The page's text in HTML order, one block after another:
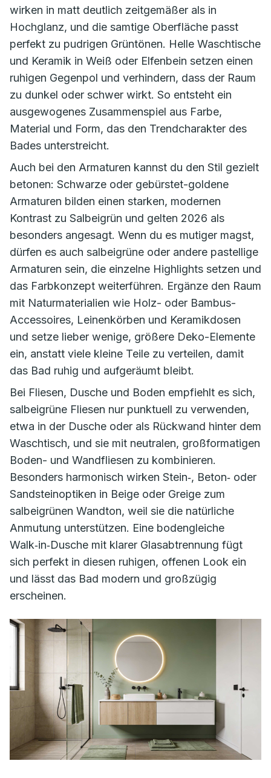
wirken in matt deutlich zeitgemäßer als in
Hochglanz, und die samtige Oberfläche passt
perfekt zu pudrigen Grüntönen. Helle Waschtische
und Keramik in Weiß oder Elfenbein setzen einen
ruhigen Gegenpol und verhindern, dass der Raum
zu dunkel oder schwer wirkt. So entsteht ein
ausgewogenes Zusammenspiel aus Farbe,
Material und Form, das den Trendcharakter des
Bades unterstreicht.
Auch bei den Armaturen kannst du den Stil gezielt
betonen: Schwarze oder gebürstet-goldene
Armaturen bilden einen starken, modernen
Kontrast zu Salbeigrün und gelten 2026 als
besonders angesagt. Wenn du es mutiger magst,
dürfen es auch salbeigrüne oder andere pastellige
Armaturen sein, die einzelne Highlights setzen und
das Farbkonzept weiterführen. Ergänze den Raum
mit Naturmaterialien wie Holz- oder Bambus-
Accessoires, Leinenkörben und Keramikdosen
und setze lieber wenige, größere Deko-Elemente
ein, anstatt viele kleine Teile zu verteilen, damit
das Bad ruhig und aufgeräumt bleibt.
Bei Fliesen, Dusche und Boden empfiehlt es sich,
salbeigrüne Fliesen nur punktuell zu verwenden,
etwa in der Dusche oder als Rückwand hinter dem
Waschtisch, und sie mit neutralen, großformatigen
Boden- und Wandfliesen zu kombinieren.
Besonders harmonisch wirken Stein‑, Beton‑ oder
Sandsteinoptiken in Beige oder Greige zum
salbeigrünen Wandton, weil sie die natürliche
Anmutung unterstützen. Eine bodengleiche
Walk‑in‑Dusche mit klarer Glasabtrennung fügt
sich perfekt in diesen ruhigen, offenen Look ein
und lässt das Bad modern und großzügig
erscheinen.